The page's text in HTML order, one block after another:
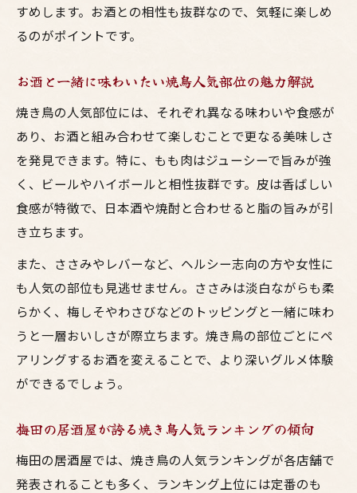
すめします。お酒との相性も抜群なので、気軽に楽しめ
るのがポイントです。
お酒と一緒に味わいたい焼鳥人気部位の魅力解説
焼き鳥の人気部位には、それぞれ異なる味わいや食感が
あり、お酒と組み合わせて楽しむことで更なる美味しさ
を発見できます。特に、もも肉はジューシーで旨みが強
く、ビールやハイボールと相性抜群です。皮は香ばしい
食感が特徴で、日本酒や焼酎と合わせると脂の旨みが引
き立ちます。
また、ささみやレバーなど、ヘルシー志向の方や女性に
も人気の部位も見逃せません。ささみは淡白ながらも柔
らかく、梅しそやわさびなどのトッピングと一緒に味わ
うと一層おいしさが際立ちます。焼き鳥の部位ごとにペ
アリングするお酒を変えることで、より深いグルメ体験
ができるでしょう。
梅田の居酒屋が誇る焼き鳥人気ランキングの傾向
梅田の居酒屋では、焼き鳥の人気ランキングが各店舗で
発表されることも多く、ランキング上位には定番のも